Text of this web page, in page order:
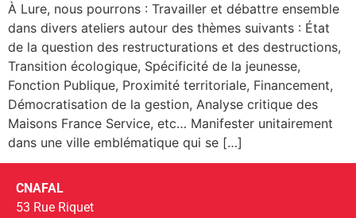
À Lure, nous pourrons : Travailler et débattre ensemble
dans divers ateliers autour des thèmes suivants : État
de la question des restructurations et des destructions,
Transition écologique, Spécificité de la jeunesse,
Fonction Publique, Proximité territoriale, Financement,
Démocratisation de la gestion, Analyse critique des
Maisons France Service, etc… Manifester unitairement
dans une ville emblématique qui se […]
CNAFAL
53 Rue Riquet